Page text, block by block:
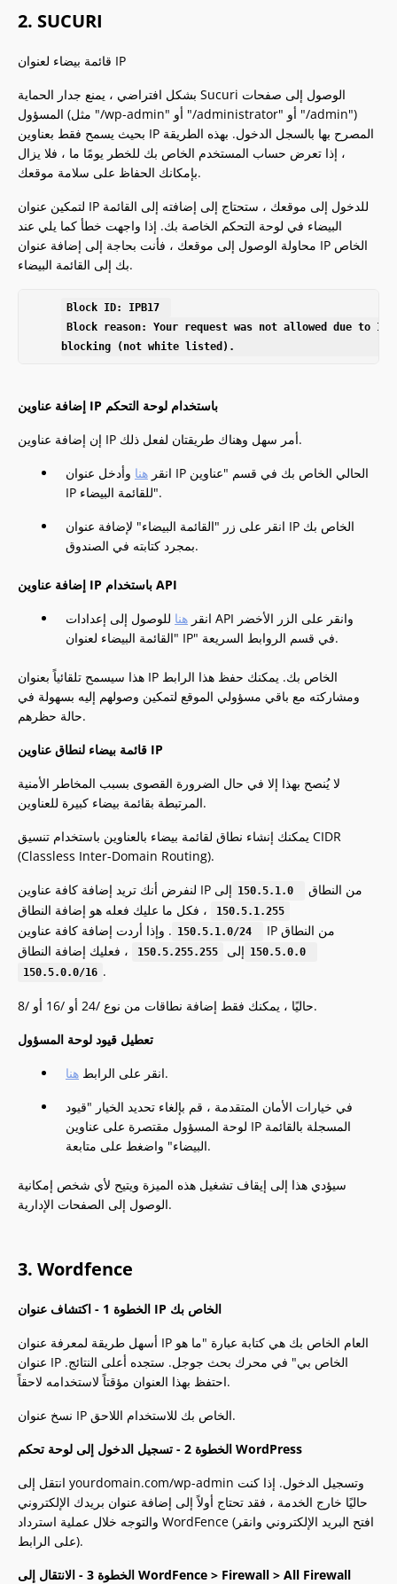
2. SUCURI
قائمة بيضاء لعنوان IP
بشكل افتراضي ، يمنع جدار الحماية Sucuri الوصول إلى صفحات
المسؤول (مثل "/wp-admin" أو "/administrator" أو "/admin")
بحيث يسمح فقط بعناوين IP المصرح بها بالسجل الدخول. بهذه الطريقة
، إذا تعرض حساب المستخدم الخاص بك للخطر يومًا ما ، فلا يزال
بإمكانك الحفاظ على سلامة موقعك.
لتمكين عنوان IP للدخول إلى موقعك ، ستحتاج إلى إضافته إلى القائمة
البيضاء في لوحة التحكم الخاصة بك. إذا واجهت خطأ كما يلي عند
محاولة الوصول إلى موقعك ، فأنت بحاجة إلى إضافة عنوان IP الخاص
بك إلى القائمة البيضاء.
Block ID: IPB17
Block reason: Your request was not allowed due to IP
blocking (not white listed).
إضافة عناوين IP باستخدام لوحة التحكم
إن إضافة عناوين IP أمر سهل وهناك طريقتان لفعل ذلك.
انقر هنا وأدخل عنوان IP الحالي الخاص بك في قسم "عناوين
IP للقائمة البيضاء".
انقر على زر "القائمة البيضاء" لإضافة عنوان IP الخاص بك
بمجرد كتابته في الصندوق.
إضافة عناوين IP باستخدام API
انقر هنا للوصول إلى إعدادات API وانقر على الزر الأخضر
"القائمة البيضاء لعنوان IP" في قسم الروابط السريعة.
هذا سيسمح تلقائياً بعنوان IP الخاص بك. يمكنك حفظ هذا الرابط
ومشاركته مع باقي مسؤولي الموقع لتمكين وصولهم إليه بسهولة في
حالة حظرهم.
قائمة بيضاء لنطاق عناوين IP
لا يُنصح بهذا إلا في حال الضرورة القصوى بسبب المخاطر الأمنية
المرتبطة بقائمة بيضاء كبيرة للعناوين.
يمكنك إنشاء نطاق لقائمة بيضاء بالعناوين باستخدام تنسيق CIDR
(Classless Inter-Domain Routing).
لنفرض أنك تريد إضافة كافة عناوين IP من النطاق
150.5.1.0 إلى
150.5.1.255 ، فكل ما عليك فعله هو إضافة النطاق
150.5.1.0/24 . وإذا أردت إضافة كافة عناوين IP من النطاق
150.5.0.0 إلى 150.5.255.255 ، فعليك إضافة النطاق
150.5.0.0/16 .
حاليًا ، يمكنك فقط إضافة نطاقات من نوع /24 أو /16 أو /8.
تعطيل قيود لوحة المسؤول
انقر على الرابط هنا
.
في خيارات الأمان المتقدمة ، قم بإلغاء تحديد الخيار "قيود
لوحة المسؤول مقتصرة على عناوين IP المسجلة بالقائمة
البيضاء" واضغط على متابعة.
سيؤدي هذا إلى إيقاف تشغيل هذه الميزة ويتيح لأي شخص إمكانية
الوصول إلى الصفحات الإدارية.
3. Wordfence
الخطوة 1 - اكتشاف عنوان IP الخاص بك
أسهل طريقة لمعرفة عنوان IP العام الخاص بك هي كتابة عبارة "ما هو
عنوان IP الخاص بي" في محرك بحث جوجل. ستجده أعلى النتائج.
احتفظ بهذا العنوان مؤقتاً لاستخدامه لاحقاً.
نسخ عنوان IP الخاص بك للاستخدام اللاحق.
الخطوة 2 - تسجيل الدخول إلى لوحة تحكم WordPress
انتقل إلى yourdomain.com/wp-admin وتسجيل الدخول. إذا كنت
حاليًا خارج الخدمة ، فقد تحتاج أولاً إلى إضافة عنوان بريدك الإلكتروني
والتوجه خلال عملية استرداد WordFence (افتح البريد الإلكتروني وانقر
على الرابط).
الخطوة 3 - الانتقال إلى WordFence > Firewall > All Firewall